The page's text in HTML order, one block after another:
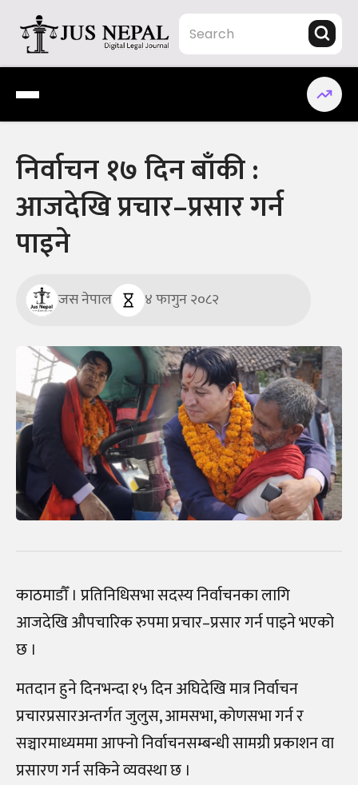
content
Jus Nepal | www.jusnepal.com
Digital Legal Journal
निर्वाचन १७ दिन बाँकी :
आजदेखि प्रचार–प्रसार गर्न
पाइने
जस नेपाल ४ फागुन २०८२
काठमाडौँ । प्रतिनिधिसभा सदस्य निर्वाचनका लागि
आजदेखि औपचारिक रुपमा प्रचार–प्रसार गर्न पाइने भएको
छ ।
मतदान हुने दिनभन्दा १५ दिन अघिदेखि मात्र निर्वाचन
प्रचारप्रसारअन्तर्गत जुलुस, आमसभा, कोणसभा गर्न र
सञ्चारमाध्यममा आफ्नो निर्वाचनसम्बन्धी सामग्री प्रकाशन वा
प्रसारण गर्न सकिने व्यवस्था छ ।